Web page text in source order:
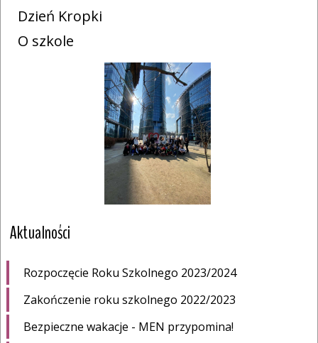
Dzień Kropki
O szkole
Aktualności
Rozpoczęcie Roku Szkolnego 2023/2024
Zakończenie roku szkolnego 2022/2023
Bezpieczne wakacje - MEN przypomina!